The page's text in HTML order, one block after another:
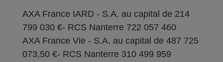
AXA France IARD - S.A. au capital de 214
799 030 €- RCS Nanterre 722 057 460
AXA France Vie - S.A. au capital de 487 725
073,50 €- RCS Nanterre 310 499 959